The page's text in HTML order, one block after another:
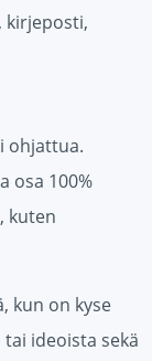
kirjeposti,
ohjattua.
osa 100%
kuten
kun on kyse
ideoista sekä